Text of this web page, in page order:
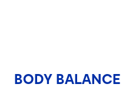
BODY BALANCE